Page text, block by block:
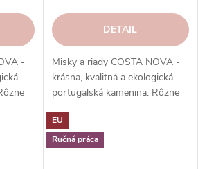
-
e-
DETAIL
Misky a riady COSTA NOVA -
krásna, kvalitná a ekologická
portugalská kamenina. Rôzne
tvary, farby, vzory a veľkosti.
Objednajte si ich v našom e-
shope.
EU
Ručná práca